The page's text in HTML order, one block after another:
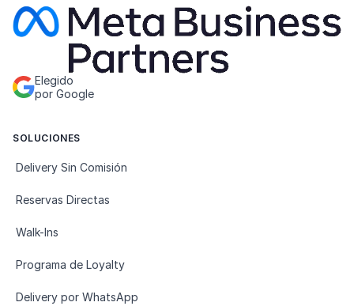
Elegido
por Google
SOLUCIONES
Delivery Sin Comisión
Reservas Directas
Walk-Ins
Programa de Loyalty
Delivery por WhatsApp